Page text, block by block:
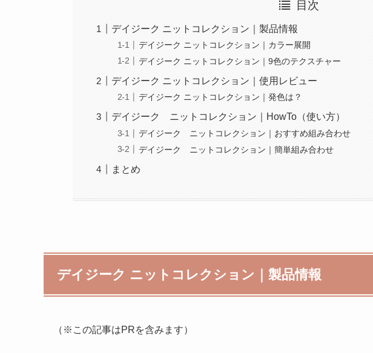
目次
デイジーク ニットコレクション｜製品情報
デイジーク ニットコレクション｜カラー展開
デイジーク ニットコレクション｜9色のテクスチャー
デイジーク ニットコレクション｜使用レビュー
デイジーク ニットコレクション｜発色は？
デイジーク ニットコレクション｜HowTo（使い方）
デイジーク ニットコレクション｜おすすめ組み合わせ
デイジーク ニットコレクション｜簡単組み合わせ
まとめ
デイジーク ニットコレクション｜製品情報
（※この記事はPRを含みます）